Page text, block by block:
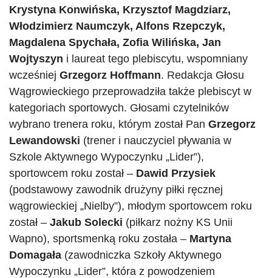
Krystyna Konwińska, Krzysztof Magdziarz,
Włodzimierz Naumczyk, Alfons Rzepczyk,
Magdalena Spychała, Zofia Wilińska, Jan
Wojtyszyn i laureat tego plebiscytu, wspomniany
wcześniej Grzegorz Hoffmann. Redakcja Głosu
Wągrowieckiego przeprowadziła także plebiscyt w
kategoriach sportowych. Głosami czytelników
wybrano trenera roku, którym został Pan Grzegorz
Lewandowski (trener i nauczyciel pływania w
Szkole Aktywnego Wypoczynku „Lider”),
sportowcem roku został – Dawid Przysiek
(podstawowy zawodnik drużyny piłki ręcznej
wągrowieckiej „Nielby”), młodym sportowcem roku
został – Jakub Solecki (piłkarz nożny KS Unii
Wapno), sportsmenką roku została – Martyna
Domagała (zawodniczka Szkoły Aktywnego
Wypoczynku „Lider”, która z powodzeniem